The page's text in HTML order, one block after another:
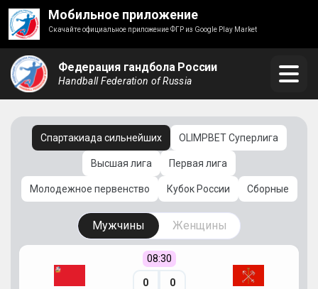
Мобильное приложение
Скачайте официальное приложение ФГР из Google Play Market
Федерация гандбола России
Handball Federation of Russia
Спартакиада сильнейших OLIMPBET Суперлига
Высшая лига Первая лига
Молодежное первенство Кубок России Сборные
Мужчины Женщины
08:30
0 0